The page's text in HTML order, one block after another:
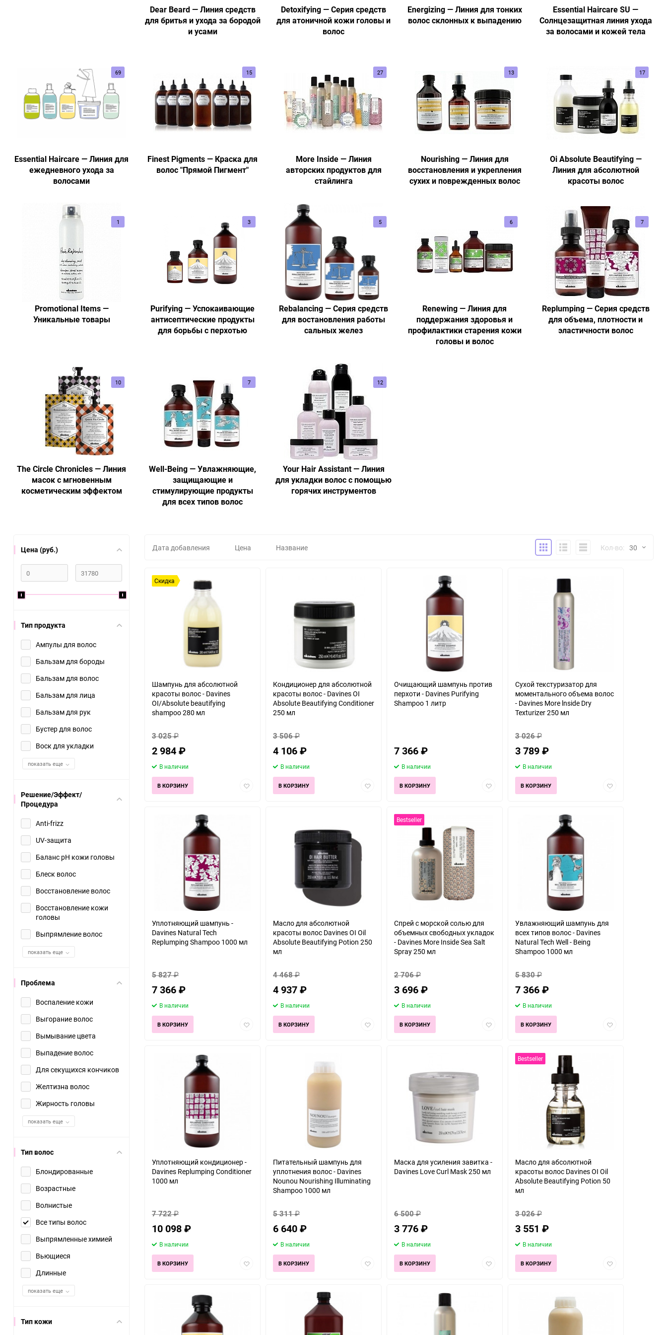
Dear Beard — Линия средств
для бритья и ухода за бородой
и усами
Detoxifying — Серия средств
для атоничной кожи головы и
волос
Energizing — Линия для тонких
волос склонных к выпадению
Essential Haircare SU —
Солнцезащитная линия ухода
за волосами и кожей тела
69
Essential Haircare — Линия для
ежедневного ухода за
волосами
15
Finest Pigments — Краска для
волос "Прямой Пигмент"
27
More Inside — Линия
авторских продуктов для
стайлинга
13
Nourishing — Линия для
восстановления и укрепления
сухих и поврежденных волос
17
Oi Absolute Beautifying —
Линия для абсолютной
красоты волос
1
Promotional Items —
Уникальные товары
3
Purifying — Успокаивающие
антисептические продукты
для борьбы с перхотью
5
Rebalancing — Серия средств
для востановления работы
сальных желез
6
Renewing — Линия для
поддержания здоровья и
профилактики старения кожи
головы и волос
7
Replumping — Серия средств
для объема, плотности и
эластичности волос
10
The Circle Chronicles — Линия
масок с мгновенным
косметическим эффектом
7
Well-Being — Увлажняющие,
защищающие и
стимулирующие продукты
для всех типов волос
12
Your Hair Assistant — Линия
для укладки волос с помощью
горячих инструментов
Цена (руб.)
Тип продукта
Ампулы для волос
Бальзам для бороды
Бальзам для волос
Бальзам для лица
Бальзам для рук
Бустер для волос
Воск для укладки
показать еще
Решение/Эффект/
Процедура
Anti-frizz
UV-защита
Баланс рН кожи головы
Блеск волос
Восстановление волос
Восстановление кожи
головы
Выпрямление волос
показать еще
Проблема
Воспаление кожи
Выгорание волос
Вымывание цвета
Выпадение волос
Для секущихся кончиков
Желтизна волос
Жирность головы
показать еще
Тип волос
Блондированные
Возрастные
Волнистые
Все типы волос
Выпрямленные химией
Вьющиеся
Длинные
показать еще
Тип кожи
Дата добавления Цена Название ПлиткаПодробноКомпактноКол-во: 30
Скидка
Шампунь для абсолютной
красоты волос - Davines
OI/Absolute beautifying
shampoo 280 мл
3 025 ₽
2 984₽
В наличии
Добавить
В КОРЗИНУ
Кондиционер для абсолютной
красоты волос - Davines OI
Absolute Beautifying Conditioner
250 мл
3 506 ₽
4 106₽
В наличии
Добавить
В КОРЗИНУ
Очищающий шампунь против
перхоти - Davines Purifying
Shampoo 1 литр
7 366₽
В наличии
Добавить
В КОРЗИНУ
Сухой текстуризатор для
моментального объема волос
- Davines More lnside Dry
Texturizer 250 мл
3 026 ₽
3 789₽
В наличии
Добавить
В КОРЗИНУ
Уплотняющий шампунь -
Davines Natural Tech
Replumping Shampoo 1000 мл
5 827 ₽
7 366₽
В наличии
Добавить
В КОРЗИНУ
Масло для абсолютной
красоты волос Davines OI Oil
Absolute Beautifying Potion 250
мл
4 468 ₽
4 937₽
В наличии
Добавить
В КОРЗИНУ
Bestseller
Спрей с морской солью для
объемных свободных укладок
- Davines More Inside Sea Salt
Spray 250 мл
2 706 ₽
3 696₽
В наличии
Добавить
В КОРЗИНУ
Увлажняющий шампунь для
всех типов волос - Davines
Natural Tech Well - Being
Shampoo 1000 мл
5 830 ₽
7 366₽
В наличии
Добавить
В КОРЗИНУ
Уплотняющий кондиционер -
Davines Replumping Conditioner
1000 мл
7 722 ₽
10 098₽
В наличии
Добавить
В КОРЗИНУ
Питательный шампунь для
уплотнения волос - Davines
Nounou Nourishing Illuminating
Shampoo 1000 мл
5 311 ₽
6 640₽
В наличии
Добавить
В КОРЗИНУ
Маска для усиления завитка -
Davines Love Curl Mask 250 мл
6 500 ₽
3 776₽
В наличии
Добавить
В КОРЗИНУ
Bestseller
Масло для абсолютной
красоты волос Davines OI Oil
Absolute Beautifying Potion 50
мл
3 026 ₽
3 551 ₽
В наличии
Добавить
В КОРЗИНУ